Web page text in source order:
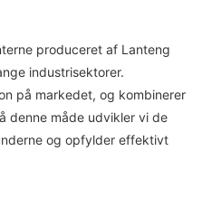
produceret af Lanteng
industrisektorer.
på markedet, og kombinerer
denne måde udvikler vi de
og opfylder effektivt